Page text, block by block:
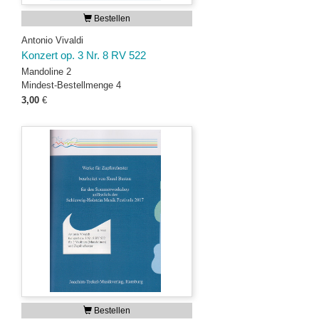
Bestellen
Antonio Vivaldi
Konzert op. 3 Nr. 8 RV 522
Mandoline 2
Mindest-Bestellmenge 4
3,00 €
Bestellen